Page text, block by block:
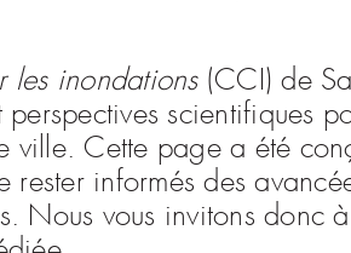
les inondations(CCI) de
scientifiques
ville. Cette page a été
rester informés des
Nous vous invitons donc